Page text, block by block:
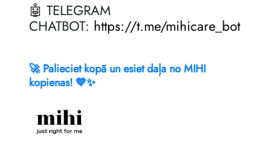
🤖 TELEGRAM
CHATBOT: https://t.me/mihicare_bot
🚀 Palieciet kopā un esiet daļa no MIHI
kopienas! 💙✨